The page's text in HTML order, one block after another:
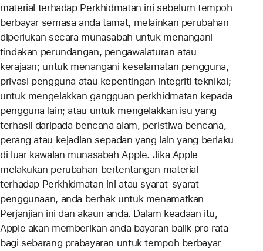
material terhadap Perkhidmatan ini sebelum tempoh
berbayar semasa anda tamat, melainkan perubahan
diperlukan secara munasabah untuk menangani
tindakan perundangan, pengawalaturan atau
kerajaan; untuk menangani keselamatan pengguna,
privasi pengguna atau kepentingan integriti teknikal;
untuk mengelakkan gangguan perkhidmatan kepada
pengguna lain; atau untuk mengelakkan isu yang
terhasil daripada bencana alam, peristiwa bencana,
perang atau kejadian sepadan yang lain yang berlaku
di luar kawalan munasabah Apple. Jika Apple
melakukan perubahan bertentangan material
terhadap Perkhidmatan ini atau syarat-syarat
penggunaan, anda berhak untuk menamatkan
Perjanjian ini dan akaun anda. Dalam keadaan itu,
Apple akan memberikan anda bayaran balik pro rata
bagi sebarang prabayaran untuk tempoh berbayar